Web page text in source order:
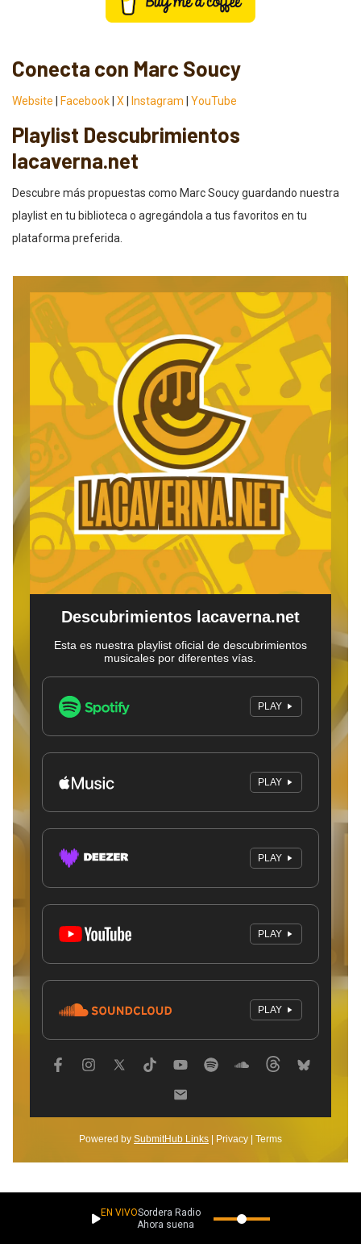
Conecta con Marc Soucy
Website Facebook X Instagram YouTube
Playlist Descubrimientos
lacaverna.net
Descubre más propuestas como Marc Soucy guardando nuestra
playlist en tu biblioteca o agregándola a tus favoritos en tu
plataforma preferida.
EN VIVOSordera Radio
Ahora suena